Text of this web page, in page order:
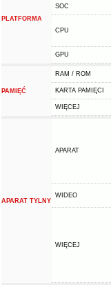
PLATFORMA
SOC
CPU
GPU
PAMIĘĆ
RAM / ROM
KARTA PAMIĘCI
WIĘCEJ
APARAT TYLNY
APARAT
WIDEO
WIĘCEJ